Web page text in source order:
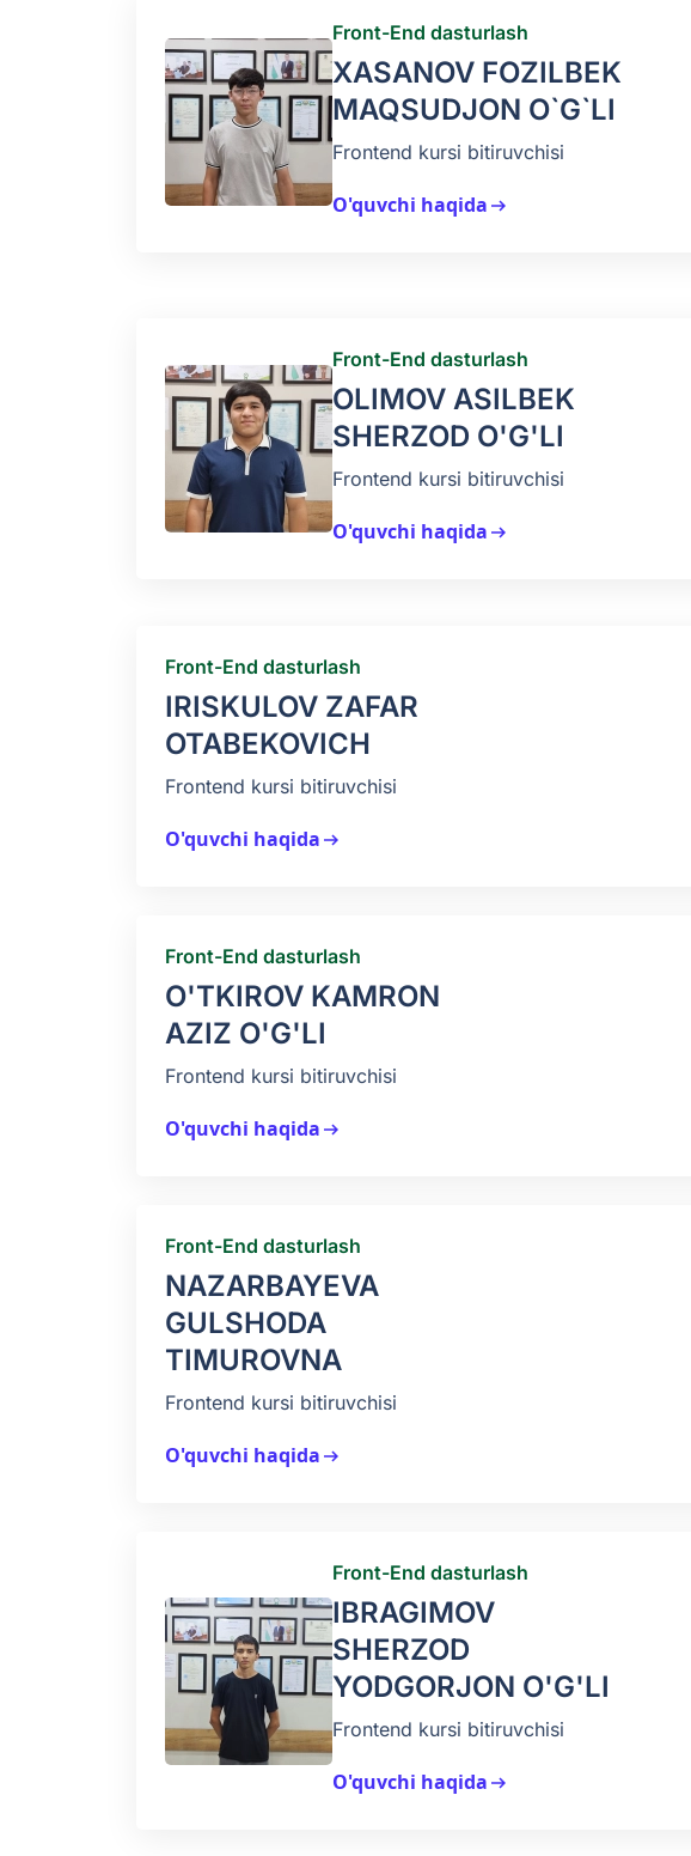
Front-End dasturlash
XASANOV FOZILBEK
MAQSUDJON O`G`LI
Frontend kursi bitiruvchisi
O'quvchi haqidaarrow_right_alt
Front-End dasturlash
OLIMOV ASILBEK
SHERZOD O'G'LI
Frontend kursi bitiruvchisi
O'quvchi haqidaarrow_right_alt
Front-End dasturlash
IRISKULOV ZAFAR
OTABEKOVICH
Frontend kursi bitiruvchisi
O'quvchi haqidaarrow_right_alt
Front-End dasturlash
O'TKIROV KAMRON
AZIZ O'G'LI
Frontend kursi bitiruvchisi
O'quvchi haqidaarrow_right_alt
Front-End dasturlash
NAZARBAYEVA
GULSHODA
TIMUROVNA
Frontend kursi bitiruvchisi
O'quvchi haqidaarrow_right_alt
Front-End dasturlash
IBRAGIMOV
SHERZOD
YODGORJON O'G'LI
Frontend kursi bitiruvchisi
O'quvchi haqidaarrow_right_alt